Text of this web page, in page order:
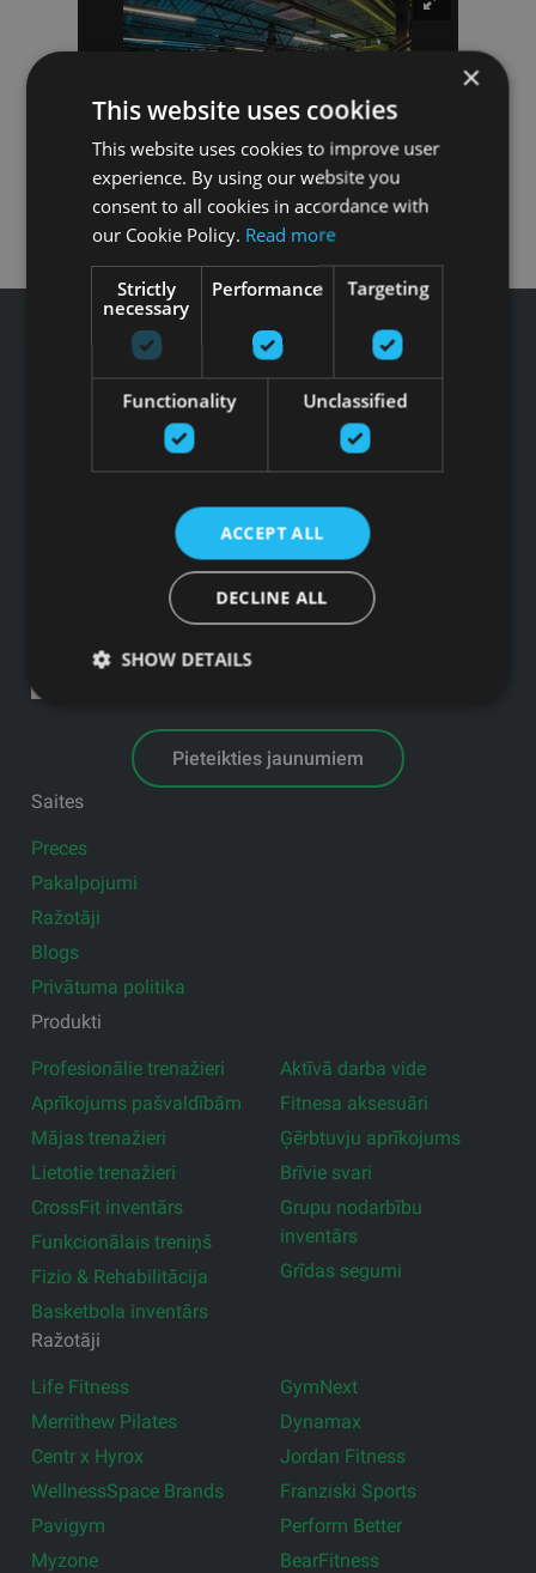
Tālrunis: +371 67 99 40 44
Juridiskā adrese: Ezermalas iela 6 k-3, Rīga, LV-1006
Reģ.Nr. 44103017158 PVN Nr. LV44103017158
A/S SEB Banka LV92UNLA0004007467819 , SWIFT: UNLALV2X
GFITNESS JAUNUMI TAVĀ E-PASTĀ
Pieteikties jaunumiem
Saites
Preces
Pakalpojumi
Ražotāji
Blogs
Privātuma politika
Produkti
Profesionālie trenažieri
Aprīkojums pašvaldībām
Mājas trenažieri
Lietotie trenažieri
CrossFit inventārs
Funkcionālais treniņš
Fizio & Rehabilitācija
Basketbola inventārs
Aktīvā darba vide
Fitnesa aksesuāri
Ģērbtuvju aprīkojums
Brīvie svari
Grupu nodarbību
inventārs
Grīdas segumi
Ražotāji
Life Fitness
Merrithew Pilates
Centr x Hyrox
WellnessSpace Brands
Pavigym
Myzone
GymNext
Dynamax
Jordan Fitness
Franziski Sports
Perform Better
BearFitness
×
This website uses cookies
This website uses cookies to improve user
experience. By using our website you
consent to all cookies in accordance with
our Cookie Policy. Read more
Strictly
necessary
Performance Targeting
Functionality Unclassified
ACCEPT ALL
DECLINE ALL
SHOW DETAILS